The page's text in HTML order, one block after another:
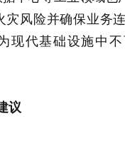
灾风险并确保业务
现代基础设施中
议